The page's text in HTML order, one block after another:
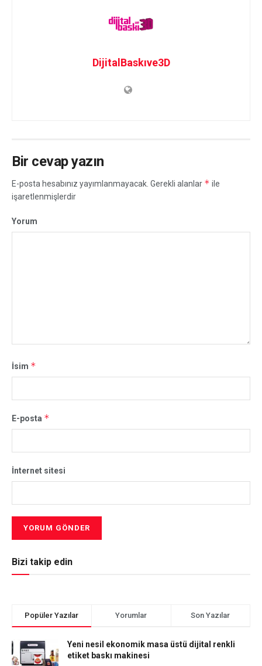
DijitalBaskıve3D
Bir cevap yazın
E-posta hesabınız yayımlanmayacak. Gerekli alanlar * ile
işaretlenmişlerdir
Yorum
İsim *
E-posta *
İnternet sitesi
Bizi takip edin
Popüler Yazılar Yorumlar Son Yazılar
Yeni nesil ekonomik masa üstü dijital renkli
etiket baskı makinesi